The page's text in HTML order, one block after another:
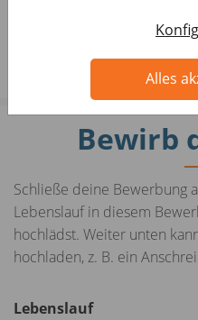
Alles
Bewirb
Schließe deine Bewerbung
Lebenslauf in diesem
hochlädst. Weiter unten
hochladen, z. B. ein
Lebenslauf